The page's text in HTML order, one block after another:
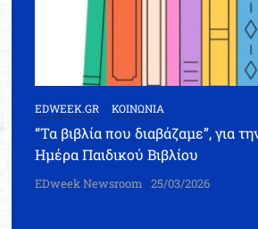
EDWEEK.GR ΚΟΙΝΩΝΙΑ
“Τα βιβλία που διαβάζαμε”, για
Ημέρα Παιδικού Βιβλίου
EDweek Newsroom 25/03/2026